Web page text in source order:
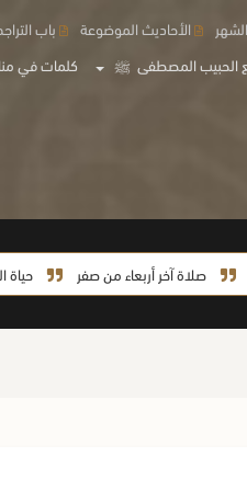
الحبيب المصطفى ﷺ كلمات في
الأحاديث الموضوعة باب
آخر أربعاء من صفر حياة القلوب